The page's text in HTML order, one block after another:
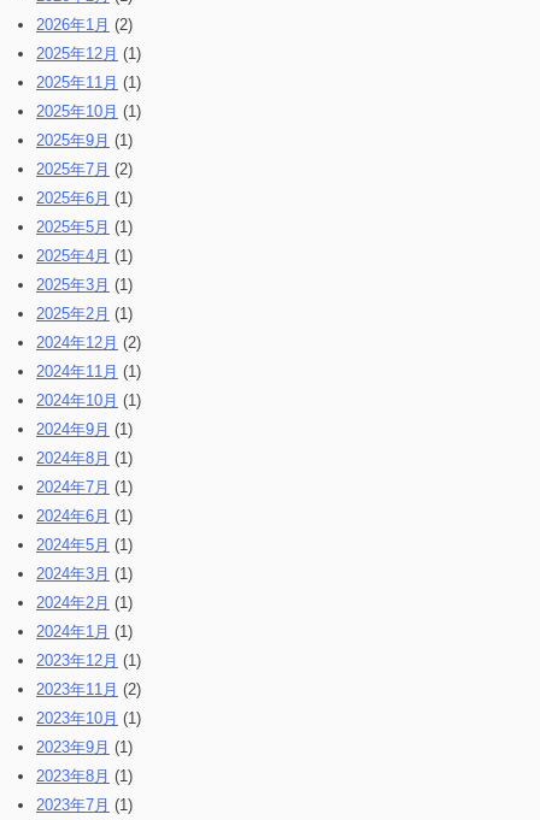
2026年1月 (2)
2025年12月 (1)
2025年11月 (1)
2025年10月 (1)
2025年9月 (1)
2025年7月 (2)
2025年6月 (1)
2025年5月 (1)
2025年4月 (1)
2025年3月 (1)
2025年2月 (1)
2024年12月 (2)
2024年11月 (1)
2024年10月 (1)
2024年9月 (1)
2024年8月 (1)
2024年7月 (1)
2024年6月 (1)
2024年5月 (1)
2024年3月 (1)
2024年2月 (1)
2024年1月 (1)
2023年12月 (1)
2023年11月 (2)
2023年10月 (1)
2023年9月 (1)
2023年8月 (1)
2023年7月 (1)